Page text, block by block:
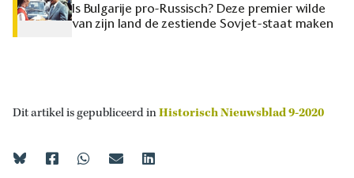
Is Bulgarije pro-Russisch? Deze premier wilde
van zijn land de zestiende Sovjet-staat maken
Dit artikel is gepubliceerd inHistorisch Nieuwsblad 9-2020